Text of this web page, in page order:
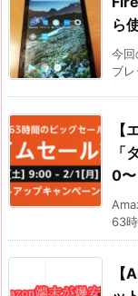
ら
今
ブ
「
0〜
63